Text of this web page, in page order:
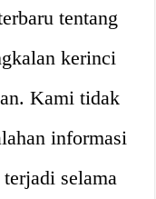
tentang
kerinci
Kami tidak
informasi
selama